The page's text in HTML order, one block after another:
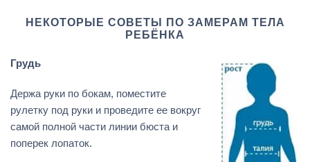
НЕКОТОРЫЕ СОВЕТЫ ПО ЗАМЕРАМ ТЕЛА
РЕБЁНКА
Грудь
Держа руки по бокам, поместите
рулетку под руки и проведите ее вокруг
самой полной части линии бюста и
поперек лопаток.